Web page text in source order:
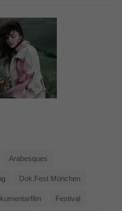
Arabesques
Dok.fest München
Festival